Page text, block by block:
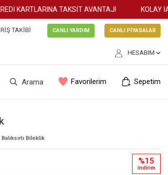
TAKSİT AVANTAJI KOLAY İADE
TAKIBI CANLI YARDIM CANLI PİYASALAR
HESABIM
Arama Favorilerim Sepetim
Bileklik
%15
i̇ndi̇ri̇m